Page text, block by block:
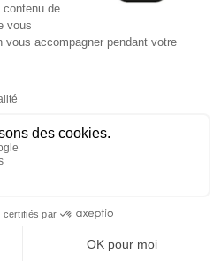
légales-CGV-Politique de
06